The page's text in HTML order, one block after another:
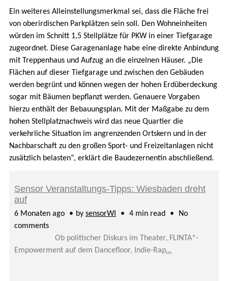
Ein weiteres Alleinstellungsmerkmal sei, dass die Fläche frei
von oberirdischen Parkplätzen sein soll. Den Wohneinheiten
würden im Schnitt 1,5 Stellplätze für PKW in einer Tiefgarage
zugeordnet. Diese Garagenanlage habe eine direkte Anbindung
mit Treppenhaus und Aufzug an die einzelnen Häuser. „Die
Flächen auf dieser Tiefgarage und zwischen den Gebäuden
werden begrünt und können wegen der hohen Erdüberdeckung
sogar mit Bäumen bepflanzt werden. Genauere Vorgaben
hierzu enthält der Bebauungsplan. Mit der Maßgabe zu dem
hohen Stellplatznachweis wird das neue Quartier die
verkehrliche Situation im angrenzenden Ortskern und in der
Nachbarschaft zu den großen Sport- und Freizeitanlagen nicht
zusätzlich belasten“, erklärt die Baudezernentin abschließend.
Sensor Veranstaltungs-Tipps: Wiesbaden dreht
auf
6 Monaten ago by sensorWI 4 min read
No
comments
Ob politischer Diskurs im Theater, FLINTA*-
Empowerment auf dem Dancefloor, Indie-Rap…